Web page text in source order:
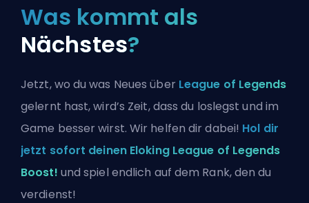
Was kommt als
Nächstes?
Jetzt, wo du was Neues über League of Legends
gelernt hast, wird’s Zeit, dass du loslegst und im
Game besser wirst. Wir helfen dir dabei! Hol dir
jetzt sofort deinen Eloking League of Legends
Boost! und spiel endlich auf dem Rank, den du
verdienst!